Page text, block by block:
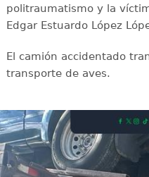
politraumatismo y la
Edgar Estuardo López
El camión accidentado
transporte de aves.